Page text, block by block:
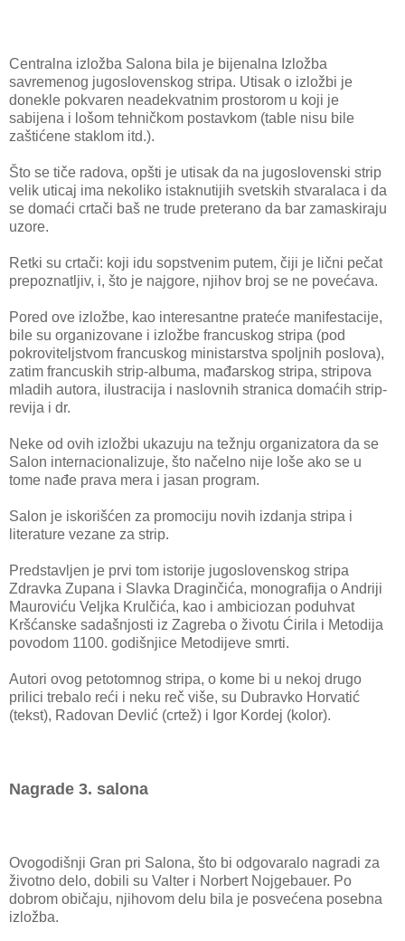
Centralna izložba Salona bila je bijenalna Izložba
savremenog jugoslovenskog stripa. Utisak o izložbi je
donekle pokvaren neadekvatnim prostorom u koji je
sabijena i lošom tehničkom postavkom (table nisu bile
zaštićene staklom itd.).
Što se tiče radova, opšti je utisak da na jugoslovenski strip
velik uticaj ima nekoliko istaknutijih svetskih stvaralaca i da
se domaći crtači baš ne trude preterano da bar zamaskiraju
uzore.
Retki su crtači: koji idu sopstvenim putem, čiji je lični pečat
prepoznatljiv, i, što je najgore, njihov broj se ne povećava.
Pored ove izložbe, kao interesantne prateće manifestacije,
bile su organizovane i izložbe francuskog stripa (pod
pokroviteljstvom francuskog ministarstva spoljnih poslova),
zatim francuskih strip-albuma, mađarskog stripa, stripova
mladih autora, ilustracija i naslovnih stranica domaćih strip-
revija i dr.
Neke od ovih izložbi ukazuju na težnju organizatora da se
Salon internacionalizuje, što načelno nije loše ako se u
tome nađe prava mera i jasan program.
Salon je iskorišćen za promociju novih izdanja stripa i
literature vezane za strip.
Predstavljen je prvi tom istorije jugoslovenskog stripa
Zdravka Zupana i Slavka Draginčića, monografija o Andriji
Mauroviću Veljka Krulčića, kao i ambiciozan poduhvat
Kršćanske sadašnjosti iz Zagreba o životu Ćirila i Metodija
povodom 1100. godišnjice Metodijeve smrti.
Autori ovog petotomnog stripa, o kome bi u nekoj drugo
prilici trebalo reći i neku reč više, su Dubravko Horvatić
(tekst), Radovan Devlić (crtež) i Igor Kordej (kolor).
Nagrade 3. salona
Ovogodišnji Gran pri Salona, što bi odgovaralo nagradi za
životno delo, dobili su Valter i Norbert Nojgebauer. Po
dobrom običaju, njihovom delu bila je posvećena posebna
izložba.